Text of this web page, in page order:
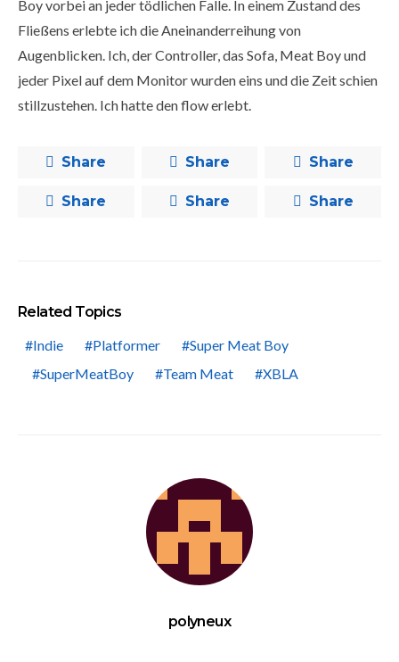
Boy vorbei an jeder tödlichen Falle. In einem Zustand des
Fließens erlebte ich die Aneinanderreihung von
Augenblicken. Ich, der Controller, das Sofa, Meat Boy und
jeder Pixel auf dem Monitor wurden eins und die Zeit schien
stillzustehen. Ich hatte den flow erlebt.
Share Share Share
Share Share Share
Related Topics
Indie
Platformer
Super Meat Boy
SuperMeatBoy
Team Meat XBLA
polyneux